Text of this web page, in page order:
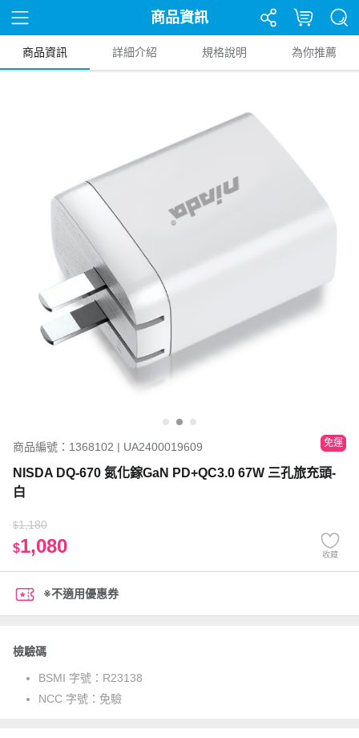
商品資訊
商品資訊 詳細介紹 規格說明 為你推薦
商品編號：1368102 | UA2400019609 免運
NISDA DQ-670 氮化鎵GaN PD+QC3.0 67W 三孔旅充頭-
白
$1,180
$1,080 收藏
※不適用優惠券
檢驗碼
BSMI 字號： R23138
NCC 字號： 免驗